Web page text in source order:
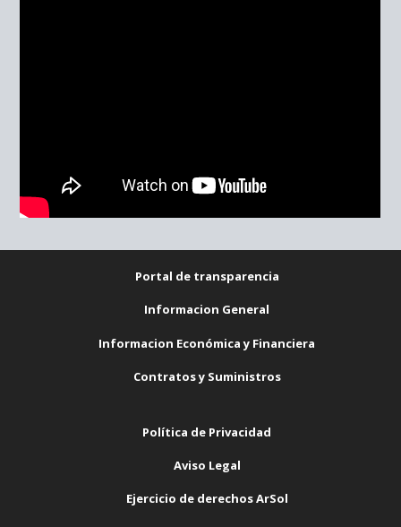
Portal de transparencia
Informacion General
Informacion Económica y Financiera
Contratos y Suministros
Política de Privacidad
Aviso Legal
Ejercicio de derechos ArSol